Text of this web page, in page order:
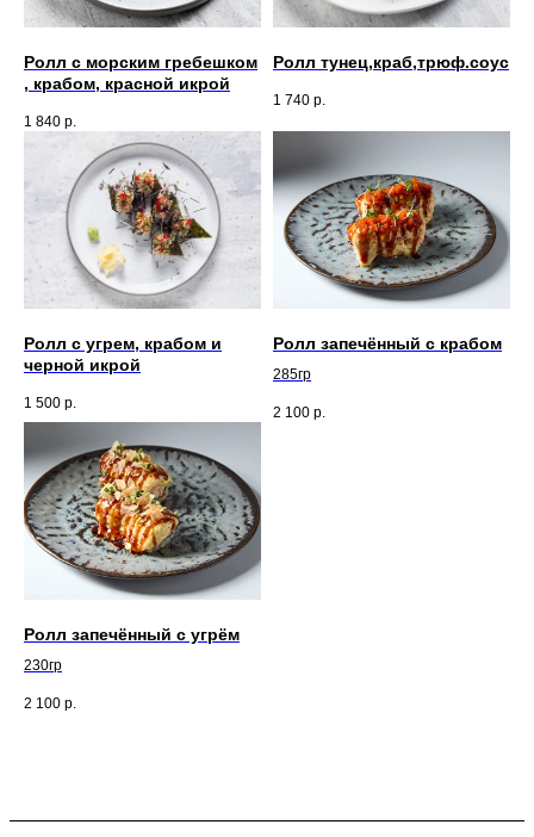
Ролл с морским гребешком
, крабом, красной икрой
1 840 р.
Ролл тунец,краб,трюф.соус
1 740 р.
Ролл с угрем, крабом и
черной икрой
1 500 р.
Ролл запечённый с крабом
285гр
2 100 р.
Ролл запечённый с угрём
230гр
2 100 р.